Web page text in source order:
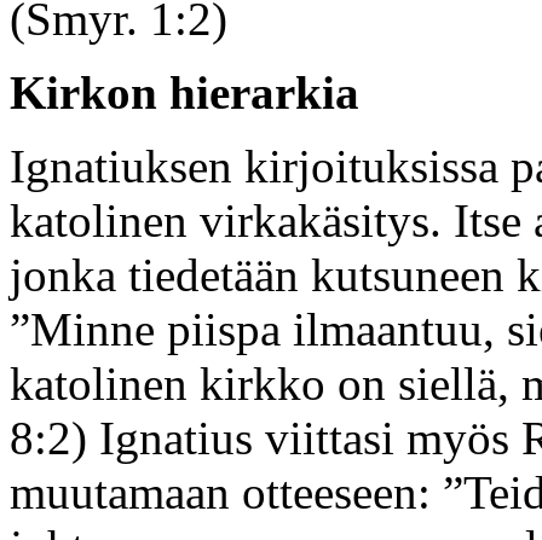
(Smyr. 1:2)
Kirkon hierarkia
Ignatiuksen kirjoituksissa
katolinen virkakäsitys. Itse
jonka tiedetään
”Minne piispa ilmaantuu,
katolinen kirkko on siellä,
8:2) Ignatius viittasi myös
muutamaan otteeseen: